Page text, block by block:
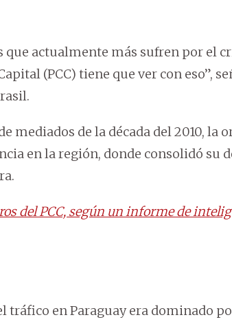
que actualmente más sufren por el
(PCC) tiene que ver con eso”,
mediados de la década del 2010,
en la región, donde consolidó su
del PCC, según un informe de
tráfico en Paraguay era dominado